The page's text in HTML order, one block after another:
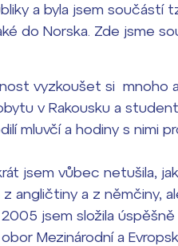
a byla jsem součástí
do Norska. Zde jsme
vyzkoušet si mnoho
v Rakousku a
mluvčí a hodiny s nimi
jsem vůbec netušila,
angličtiny a z němčiny,
jsem složila úspěšně
Mezinárodní a